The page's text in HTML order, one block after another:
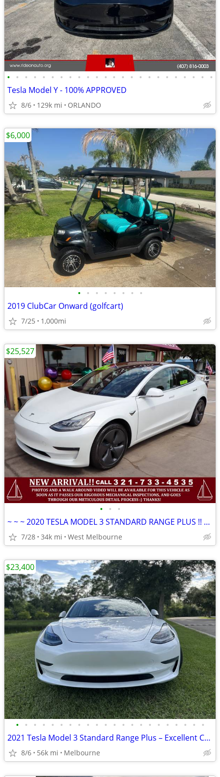
• • • • • • • • • • • • • • • • • • • • • • • •
Tesla Model Y - 100% APPROVED
8/6 129k mi ORLANDO
• • • • • • • •
2019 ClubCar Onward (golfcart)
7/25 1,000mi
$6,000
• • •
~ ~ ~ 2020 TESLA MODEL 3 STANDARD RANGE PLUS !! 1 OWNER !!CLEAN CARFAX
7/28 34k mi West Melbourne
$25,527
• • • • • • • • • • • • • • • • • • • • • •
2021 Tesla Model 3 Standard Range Plus – Excellent Condition – 56,000
8/6 56k mi Melbourne
$23,400